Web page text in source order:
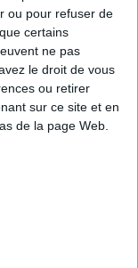
ou pour refuser de
certains
ne pas
le droit de vous
ou retirer
sur ce site et en
de la page Web.